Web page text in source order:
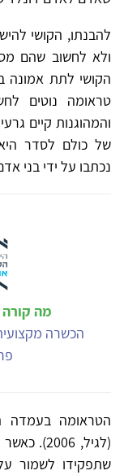
להבנתו, הקושי
ולא לחשוב שהם
הקושי לתת אמונה
טראומה נוטים
והמהוגנות קיים
של כולם לסדר
נכתבו על ידי בני
מה קורה
הכשרה
הטראומה בעמדה
(לגיל,
שתפקידו לשמור